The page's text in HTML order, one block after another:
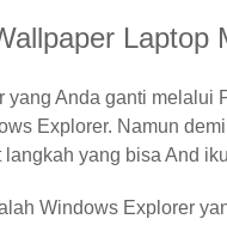
Laptop
Anda ganti melalui
Explorer. Namun
yang bisa And
Windows Explorer